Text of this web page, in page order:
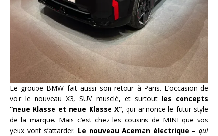
Le groupe BMW fait aussi son retour à Paris. L’occasion de
voir le nouveau X3, SUV musclé, et surtout les concepts
“neue Klasse et neue Klasse X”, qui annonce le futur style
de la marque. Mais c’est chez les cousins de MINI que vos
yeux vont s’attarder. Le nouveau Aceman électrique – qui